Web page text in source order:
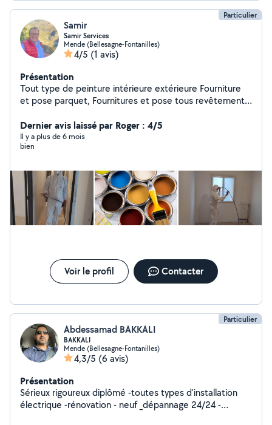
Particulier
Samir
Samir Services
Mende (Bellesagne-Fontanilles)
4/5 (1 avis)
Présentation
Tout type de peinture intérieure extérieure Fourniture
et pose parquet, Fournitures et pose tous revêtements
Dernier avis laissé par Roger : 4/5
Il y a plus de 6 mois
bien
Voir le profil Contacter
Particulier
Abdessamad BAKKALI
BAKKALI
Mende (Bellesagne-Fontanilles)
4,3/5 (6 avis)
Présentation
Sérieux rigoureux diplômé -toutes types d'installation
électrique -rénovation - neuf _dépannage 24/24 -